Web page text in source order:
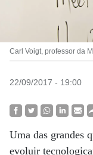
Carl Voigt, professor da
22/09/2017 - 19:00
Uma das grandes
evoluir